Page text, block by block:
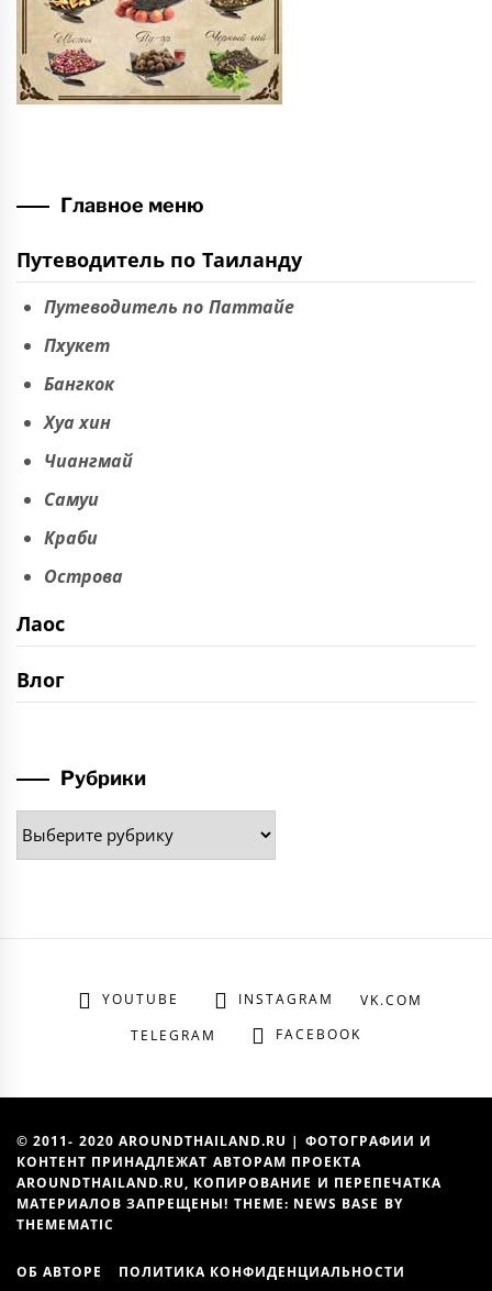
Главное меню
Путеводитель по Таиланду
Путеводитель по Паттайе
Пхукет
Бангкок
Хуа хин
Чиангмай
Самуи
Краби
Острова
Лаос
Влог
Рубрики
Рубрики
YOUTUBE INSTAGRAM
VK.COM
TELEGRAM
FACEBOOK
© 2011- 2020 AROUNDTHAILAND.RU | ФОТОГРАФИИ И
КОНТЕНТ ПРИНАДЛЕЖАТ АВТОРАМ ПРОЕКТА
AROUNDTHAILAND.RU, КОПИРОВАНИЕ И ПЕРЕПЕЧАТКА
МАТЕРИАЛОВ ЗАПРЕЩЕНЫ! THEME: NEWS BASE BY
THEMEMATIC
ОБ АВТОРЕ
ПОЛИТИКА КОНФИДЕНЦИАЛЬНОСТИ